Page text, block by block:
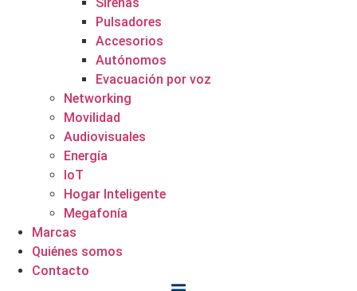
Pulsadores
Accesorios
Autónomos
Evacuación por voz
Networking
Movilidad
Audiovisuales
Energía
IoT
Hogar Inteligente
Megafonía
Marcas
Quiénes somos
Contacto